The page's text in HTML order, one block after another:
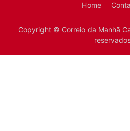
Home
Copyright © Correio da Manhã